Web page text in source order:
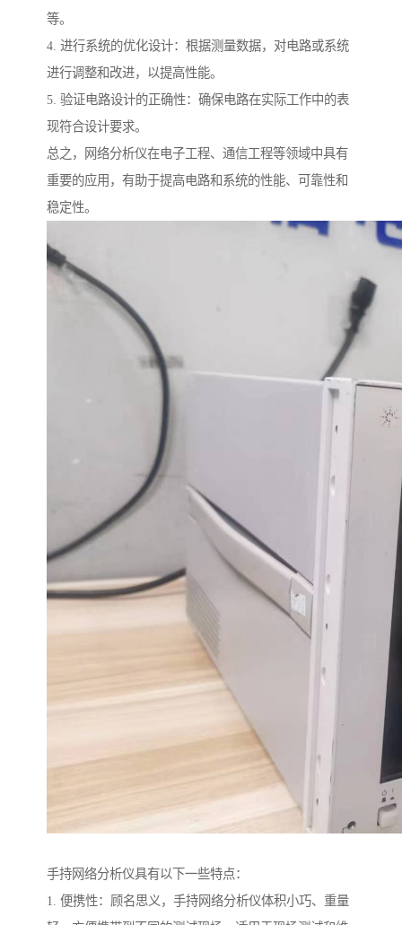
等。
4. 进行系统的优化设计：根据测量数据，对电路或系统
进行调整和改进，以提高性能。
5. 验证电路设计的正确性：确保电路在实际工作中的表
现符合设计要求。
总之，网络分析仪在电子工程、通信工程等领域中具有
重要的应用，有助于提高电路和系统的性能、可靠性和
稳定性。
手持网络分析仪具有以下一些特点：
1. 便携性：顾名思义，手持网络分析仪体积小巧、重量